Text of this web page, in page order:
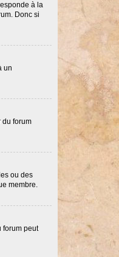
à la
Donc si
un
du forum
ou des
membre.
forum peut